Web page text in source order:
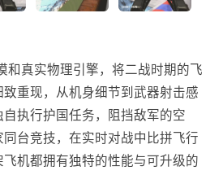
和真实物理引擎，将二战时期的飞
重现，从机身细节到武器射击感
执行护国任务，阻挡敌军的空
台竞技，在实时对战中比拼飞行
机都拥有独特的性能与可升级的